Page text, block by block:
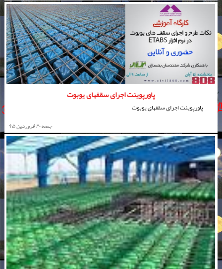
پاورپوینت اجرای سقفهای یوبوت
پاورپوینت اجرای سقفهای یوبوت
جمعه ۲۰ فروردین ۹۵